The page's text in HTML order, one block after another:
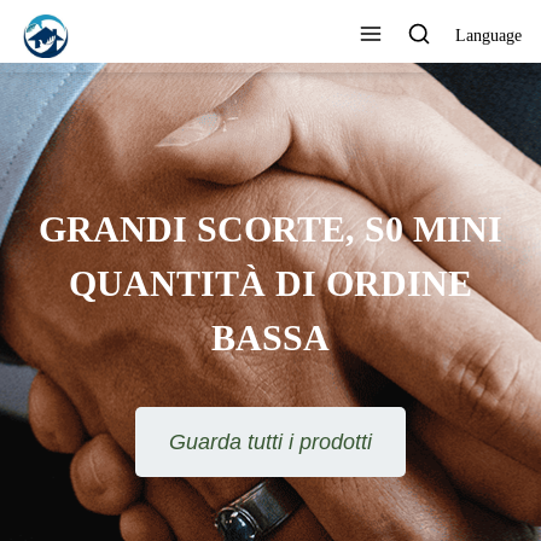
Language
GRANDI SCORTE, S0 MINI
QUANTITÀ DI ORDINE
BASSA
Guarda tutti i prodotti